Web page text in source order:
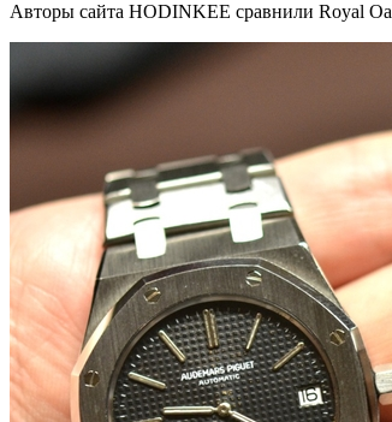
Авторы сайта HODINKEE сравнили Royal